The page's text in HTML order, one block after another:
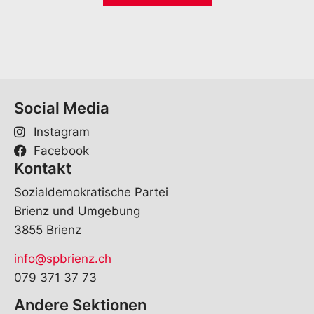
Social Media
Instagram
Facebook
Kontakt
Sozialdemokratische Partei
Brienz und Umgebung
3855 Brienz
info@spbrienz.ch
079 371 37 73
Andere Sektionen